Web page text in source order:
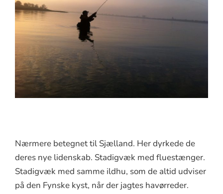
Nærmere betegnet til Sjælland. Her dyrkede de
deres nye lidenskab. Stadigvæk med fluestænger.
Stadigvæk med samme ildhu, som de altid udviser
på den Fynske kyst, når der jagtes havørreder.